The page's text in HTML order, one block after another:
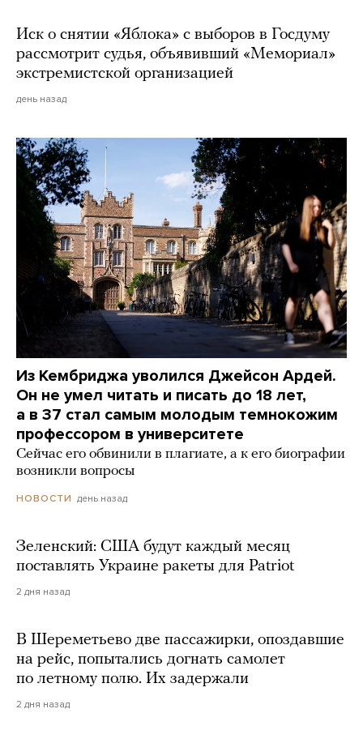
Иск о снятии «Яблока» с выборов в Госдуму
рассмотрит судья, объявивший «Мемориал»
экстремистской организацией
день назад
Из Кембриджа уволился Джейсон Ардей.
Он не умел читать и писать до 18 лет,
а в 37 стал самым молодым темнокожим
профессором в университете
Сейчас его обвинили в плагиате, а к его биографии
возникли вопросы
НОВОСТИ день назад
Зеленский: США будут каждый месяц
поставлять Украине ракеты для Patriot
2 дня назад
В Шереметьево две пассажирки, опоздавшие
на рейс, попытались догнать самолет
по летному полю. Их задержали
2 дня назад